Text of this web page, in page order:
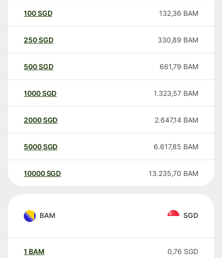
100SGD 132,36 BAM
250SGD 330,89 BAM
500SGD 661,79 BAM
1000SGD 1.323,57 BAM
2000SGD 2.647,14 BAM
5000SGD 6.617,85 BAM
10000 SGD 13.235,70 BAM
BAM SGD
1 BAM 0,76 SGD